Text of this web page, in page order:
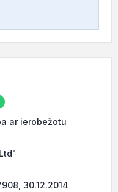
ar ierobežotu
30.12.2014